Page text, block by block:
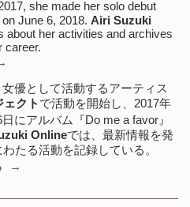
she made her solo debut
on June 6, 2018. Airi Suzuki
about her activities and archives
career.
優として活動するアーティス
クト で活動を開始し、2017年
にアルバム『Do me a favor』
Onlineでは、最新情報を発
たる活動を記録している。
→